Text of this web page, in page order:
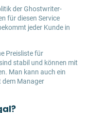
der Ghostwriter-
für diesen Service
jeder Kunde in
Preisliste für
stabil und können mit
Man kann auch ein
dem Manager